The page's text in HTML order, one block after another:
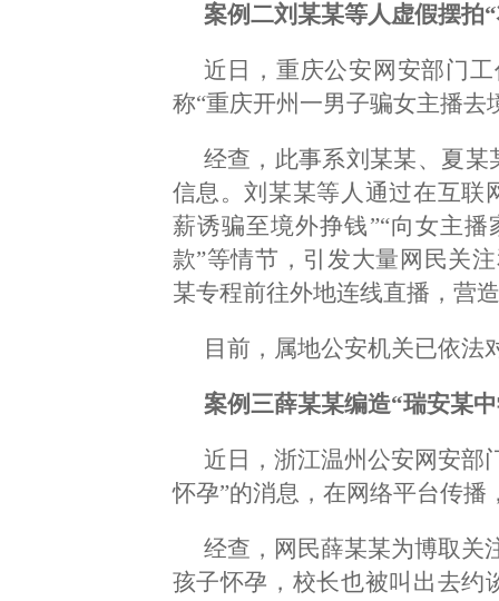
案例二刘某某等人虚假摆拍
近日，重庆公安网安部门
称“重庆开州一男子骗女主播去
经查，此事系刘某某、夏
信息。刘某某等人通过在互联
薪诱骗至境外挣钱”“向女主
款”等情节，引发大量网民关
某专程前往外地连线直播，营
目前，属地公安机关已依法
案例三薛某某编造“瑞安某
近日，浙江温州公安网安部
怀孕”的消息，在网络平台传
经查，网民薛某某为博取关
孩子怀孕，校长也被叫出去约